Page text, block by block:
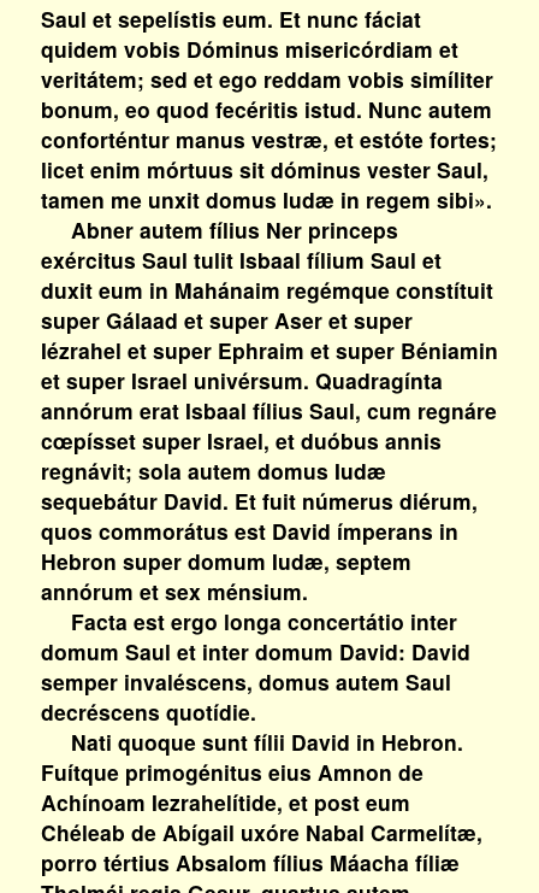
Saul et sepelístis eum. Et nunc fáciat
quidem vobis Dóminus misericórdiam et
veritátem; sed et ego reddam vobis simíliter
bonum, eo quod fecéritis istud. Nunc autem
conforténtur manus vestræ, et estóte fortes;
licet enim mórtuus sit dóminus vester Saul,
tamen me unxit domus Iudæ in regem sibi».
Abner autem fílius Ner princeps
exércitus Saul tulit Isbaal fílium Saul et
duxit eum in Mahánaim regémque constítuit
super Gálaad et super Aser et super
Iézrahel et super Ephraim et super Béniamin
et super Israel univérsum. Quadragínta
annórum erat Isbaal fílius Saul, cum regnáre
cœpísset super Israel, et duóbus annis
regnávit; sola autem domus Iudæ
sequebátur David. Et fuit númerus diérum,
quos commorátus est David ímperans in
Hebron super domum Iudæ, septem
annórum et sex ménsium.
Facta est ergo longa concertátio inter
domum Saul et inter domum David: David
semper invaléscens, domus autem Saul
decréscens quotídie.
Nati quoque sunt fílii David in Hebron.
Fuítque primogénitus eius Amnon de
Achínoam Iezrahelítide, et post eum
Chéleab de Abígail uxóre Nabal Carmelítæ,
porro tértius Absalom fílius Máacha fíliæ